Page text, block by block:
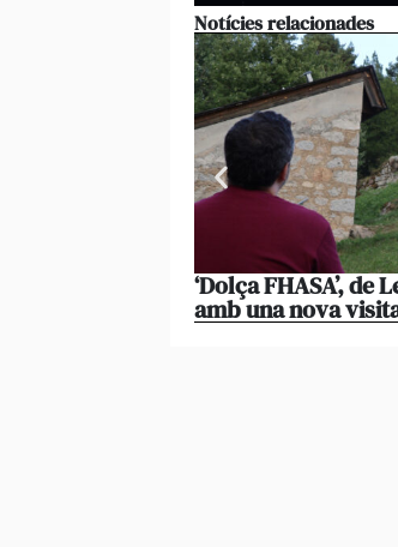
Notícies relacionades
‘Dolça FHASA’,
amb una nova